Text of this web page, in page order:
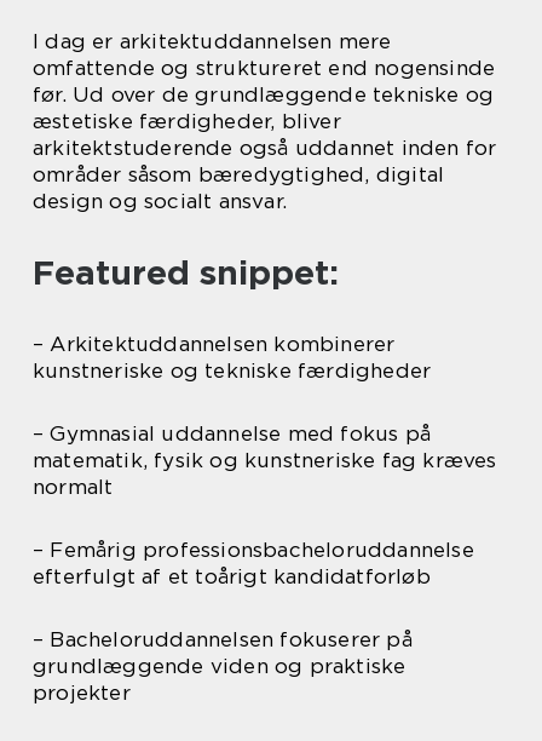
I dag er arkitektuddannelsen mere
omfattende og struktureret end nogensinde
før. Ud over de grundlæggende tekniske og
æstetiske færdigheder, bliver
arkitektstuderende også uddannet inden for
områder såsom bæredygtighed, digital
design og socialt ansvar.
Featured snippet:
– Arkitektuddannelsen kombinerer
kunstneriske og tekniske færdigheder
– Gymnasial uddannelse med fokus på
matematik, fysik og kunstneriske fag kræves
normalt
– Femårig professionsbacheloruddannelse
efterfulgt af et toårigt kandidatforløb
– Bacheloruddannelsen fokuserer på
grundlæggende viden og praktiske
projekter